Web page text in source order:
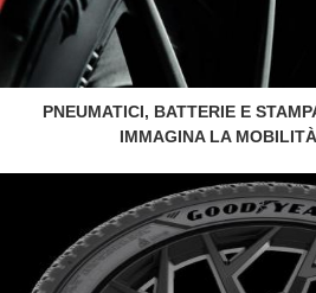
PNEUMATICI, BATTERIE E
IMMAGINA LA